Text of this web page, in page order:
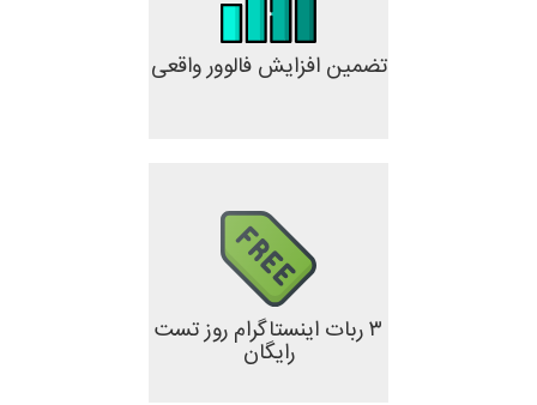
تضمین افزایش فالوور واقعی
۳ ربات اینستاگرام روز تست
رایگان